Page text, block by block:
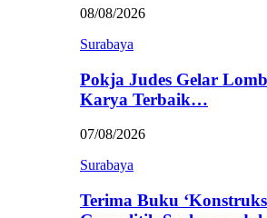
08/08/2026
Surabaya
Pokja Judes Gelar
Karya Terbaik…
07/08/2026
Surabaya
Terima Buku